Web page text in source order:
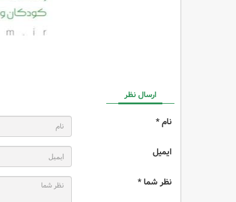
ارسال نظر
نام *
ایمیل
نظر شما *